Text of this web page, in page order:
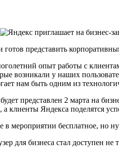
готов представить
опыт работы с
возникали у наших
нам быть одним из
представлен 2 марта на
клиенты Яндекса поделятся
мероприятии бесплатное, но
для бизнеса стал доступен